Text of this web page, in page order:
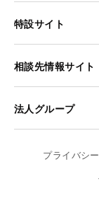
特設サイト
相談先情報サイト
法人グループ
プライバシ